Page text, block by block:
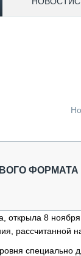
открыла 8
рассчитанной
специально